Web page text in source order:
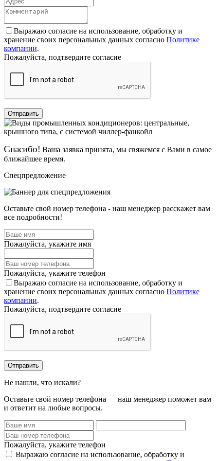
Выражаю согласие на использование, обработку и
хранение своих персональных данных согласно Политике
компании.
Пожалуйста, подтвердите согласие
Отправить
Спасибо! Ваша заявка принята, мы свяжемся с Вами в самое
ближайшее время.
Спецпредложение
Оставьте свой номер телефона - наш менеджер расскажет вам
все подробности!
Пожалуйста, укажите имя
Пожалуйста, укажите телефон
Выражаю согласие на использование, обработку и
хранение своих персональных данных согласно Политике
компании.
Пожалуйста, подтвердите согласие
Отправить
Не нашли, что искали?
Оставьте свой номер телефона — наш менеджер поможет вам
и ответит на любые вопросы.
Пожалуйста, укажите телефон
Выражаю согласие на использование, обработку и